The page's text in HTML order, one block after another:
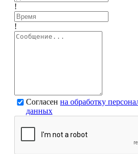
!
!
Согласен на обработку
данных